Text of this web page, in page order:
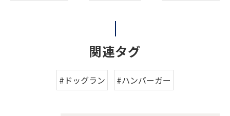
関連タグ
#ドッグラン #ハンバーガー